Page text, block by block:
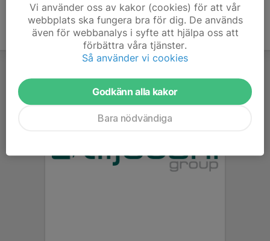
Vi använder oss av kakor (cookies) för att vår
webbplats ska fungera bra för dig. De används
även för webbanalys i syfte att hjälpa oss att
förbättra våra tjänster.
Så använder vi cookies
Godkänn alla kakor
Bara nödvändiga